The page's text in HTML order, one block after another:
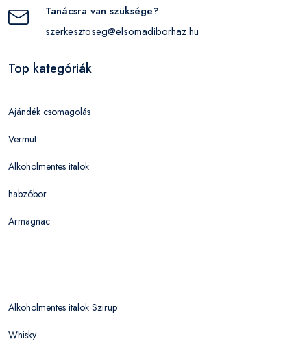
Tanácsra van szüksége?
szerkesztoseg@elsomadiborhaz.hu
Top kategóriák
Ajándék csomagolás
Vermut
Alkoholmentes italok
habzóbor
Armagnac
Alkoholmentes italok Szirup
Whisky